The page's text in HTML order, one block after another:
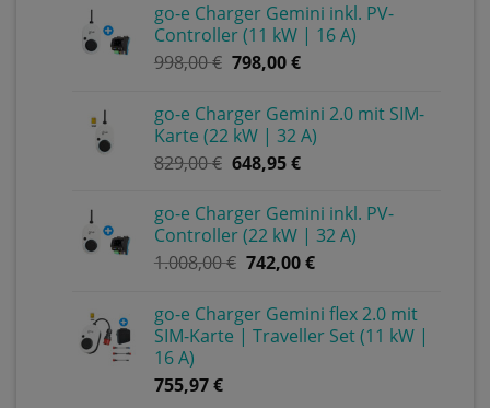
go-e Charger Gemini inkl. PV-
Controller (11 kW | 16 A)
998,00€ 798,00€
go-e Charger Gemini 2.0 mit SIM-
Karte (22 kW | 32 A)
829,00€ 648,95€
go-e Charger Gemini inkl. PV-
Controller (22 kW | 32 A)
1.008,00€ 742,00€
go-e Charger Gemini flex 2.0 mit
SIM-Karte | Traveller Set (11 kW |
16 A)
755,97€